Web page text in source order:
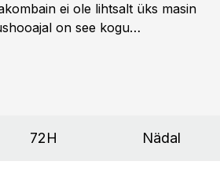
ei ole lihtsalt üks masin
on see kogu
72H Nädal